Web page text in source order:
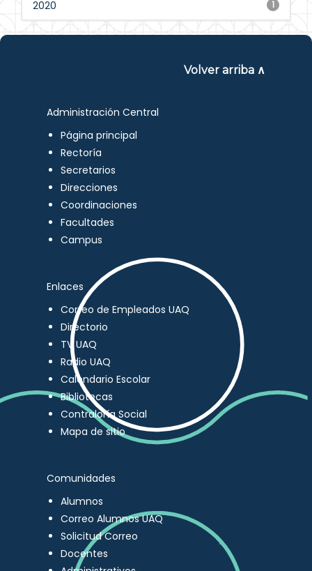
1
2020
Volver arriba ∧
Administración Central
Página principal
Rectoría
Secretarios
Direcciones
Coordinaciones
Facultades
Campus
Enlaces
Correo de Empleados UAQ
Directorio
TV UAQ
Radio UAQ
Calendario Escolar
Bibliotecas
Contraloría Social
Mapa de sitio
Comunidades
Alumnos
Correo Alumnos UAQ
Solicitud Correo
Docentes